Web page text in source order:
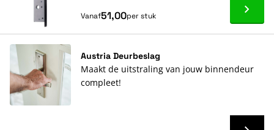
Vanaf51,00per stuk Ga
Austria Deurbeslag
Maakt de uitstraling van jouw binnendeur
compleet!